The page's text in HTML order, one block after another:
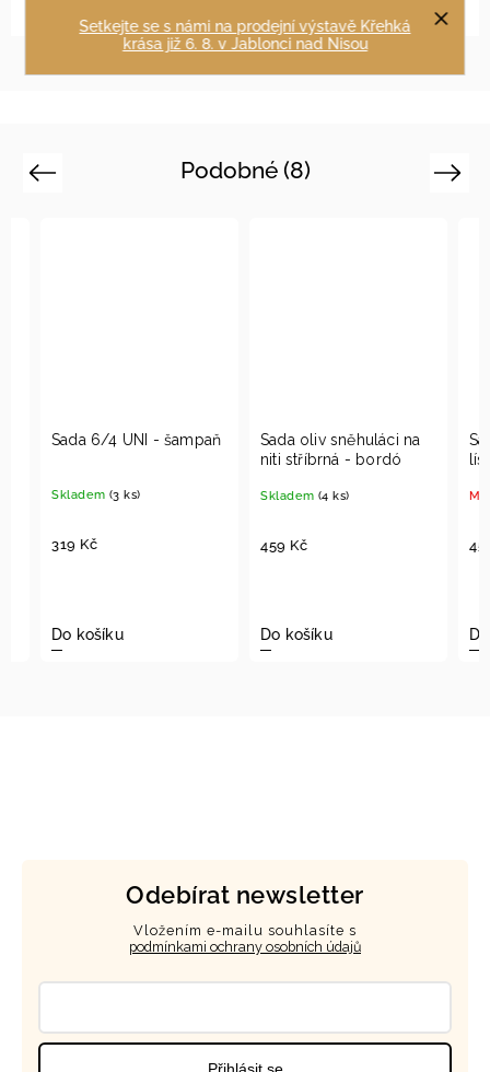
Setkejte se s námi na prodejní výstavě Křehká
krása již 6. 8. v Jablonci nad Nisou
Podobné (8)
Previous
Sada 6/4 UNI - šampaň
Skladem (3 ks)
319 Kč
Do košíku
Sada oliv sněhuláci na
niti stříbrná - bordó
Skladem (4 ks)
459 Kč
Do košíku
459
Detail
Next
Odebírat newsletter
Vložením e-mailu souhlasíte s
podmínkami ochrany osobních údajů